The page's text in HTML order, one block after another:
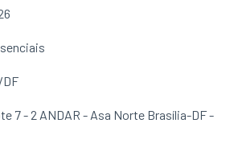
DF
7 - 2 ANDAR - Asa Norte Brasília-DF -